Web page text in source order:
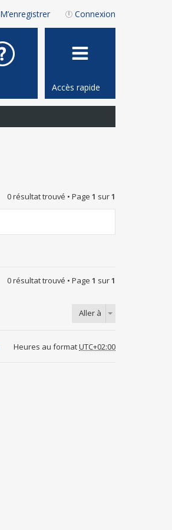
Connexion
M’enregistrer
Accès rapide
0 résultat trouvé • Page 1 sur1
0 résultat trouvé • Page 1 sur1
Aller à
Heures au formatUTC+02:00